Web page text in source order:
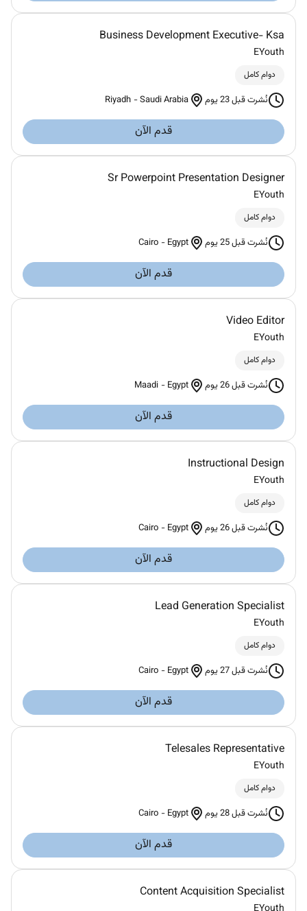
Business Development Executive- Ksa
EYouth
دوام كامل
نُشرت قبل 23 يوم Riyadh -Saudi Arabia
قدم الآن
Sr Powerpoint Presentation Designer
EYouth
دوام كامل
نُشرت قبل 25 يوم Cairo - Egypt
قدم الآن
Video Editor
EYouth
دوام كامل
نُشرت قبل 26 يوم Maadi - Egypt
قدم الآن
Instructional Design
EYouth
دوام كامل
نُشرت قبل 26 يوم Cairo - Egypt
قدم الآن
Lead Generation Specialist
EYouth
دوام كامل
نُشرت قبل 27 يوم Cairo - Egypt
قدم الآن
Telesales Representative
EYouth
دوام كامل
نُشرت قبل 28 يوم Cairo - Egypt
قدم الآن
Content Acquisition Specialist